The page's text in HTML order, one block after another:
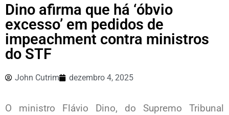
Dino afirma que há ‘óbvio
excesso’ em pedidos de
impeachment contra ministros
do STF
John Cutrim dezembro 4, 2025
O ministro Flávio Dino, do Supremo Tribunal